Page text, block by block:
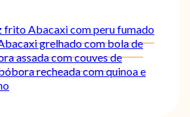
fritoAbacaxi com peru fumado
grelhado com bola de
assada com couves de
recheada com quinoa e